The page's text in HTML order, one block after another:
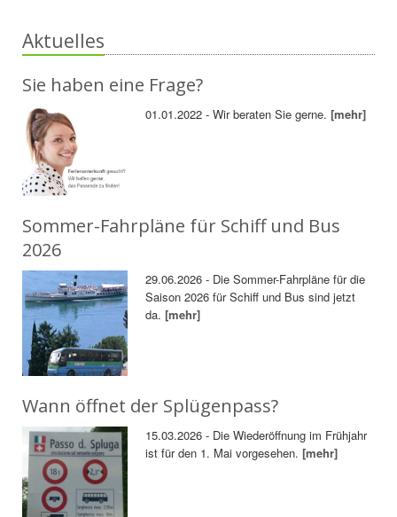
Aktuelles
Sie haben eine Frage?
01.01.2022 - Wir beraten Sie gerne.[mehr]
Sommer-Fahrpläne für Schiff und Bus
2026
29.06.2026 - Die Sommer-Fahrpläne für die
Saison 2026 für Schiff und Bus sind jetzt
da.[mehr]
Wann öffnet der Splügenpass?
15.03.2026 - Die Wiederöffnung im Frühjahr
ist für den 1. Mai vorgesehen.[mehr]